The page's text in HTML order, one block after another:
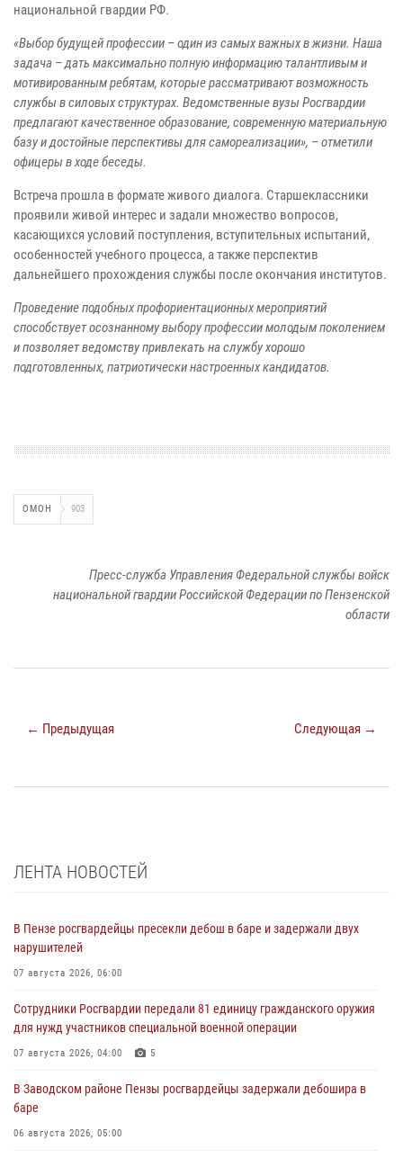
национальной гвардии РФ.
«Выбор будущей профессии – один из самых важных в жизни. Наша
задача – дать максимально полную информацию талантливым и
мотивированным ребятам, которые рассматривают возможность
службы в силовых структурах. Ведомственные вузы Росгвардии
предлагают качественное образование, современную материальную
базу и достойные перспективы для самореализации», – отметили
офицеры в ходе беседы.
Встреча прошла в формате живого диалога. Старшеклассники
проявили живой интерес и задали множество вопросов,
касающихся условий поступления, вступительных испытаний,
особенностей учебного процесса, а также перспектив
дальнейшего прохождения службы после окончания институтов.
Проведение подобных профориентационных мероприятий
способствует осознанному выбору профессии молодым поколением
и позволяет ведомству привлекать на службу хорошо
подготовленных, патриотически настроенных кандидатов.
ОМОН 903
Пресс-служба Управления Федеральной службы войск
национальной гвардии Российской Федерации по Пензенской
области
← Предыдущая Следующая →
ЛЕНТА НОВОСТЕЙ
В Пензе росгвардейцы пресекли дебош в баре и задержали двух
нарушителей
07 августа 2026, 06:00
Сотрудники Росгвардии передали 81 единицу гражданского оружия
для нужд участников специальной военной операции
07 августа 2026, 04:00 5
В Заводском районе Пензы росгвардейцы задержали дебошира в
баре
06 августа 2026, 05:00